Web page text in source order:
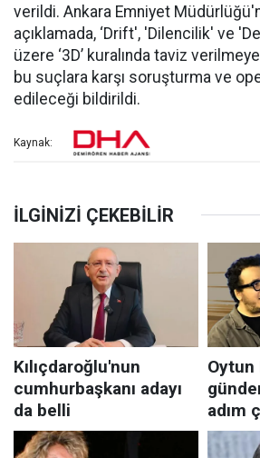
verildi. Ankara Emniyet
açıklamada, ‘Drift', 'Dilencilik' ve
üzere ‘3D’ kuralında taviz
bu suçlara karşı soruşturma ve
edileceği bildirildi.
Kaynak: